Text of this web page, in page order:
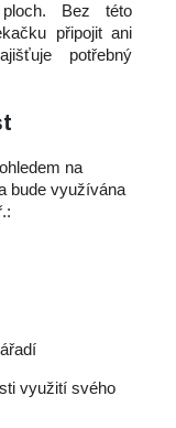
Bez této
připojit ani
potřebný
na
bude využívána
využití svého